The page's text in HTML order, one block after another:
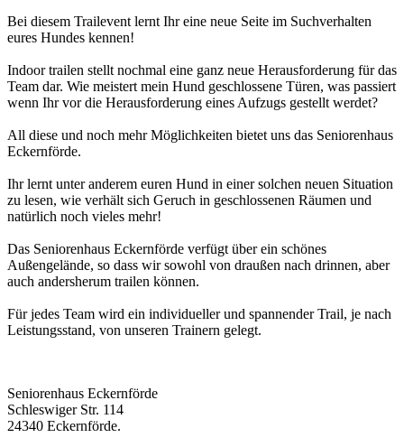
Bei diesem Trailevent lernt Ihr eine neue Seite im Suchverhalten
eures Hundes kennen!
Indoor trailen stellt nochmal eine ganz neue Herausforderung für das
Team dar. Wie meistert mein Hund geschlossene Türen, was passiert
wenn Ihr vor die Herausforderung eines Aufzugs gestellt werdet?
All diese und noch mehr Möglichkeiten bietet uns das Seniorenhaus
Eckernförde.
Ihr lernt unter anderem euren Hund in einer solchen neuen Situation
zu lesen, wie verhält sich Geruch in geschlossenen Räumen und
natürlich noch vieles mehr!
Das Seniorenhaus Eckernförde verfügt über ein schönes
Außengelände, so dass wir sowohl von draußen nach drinnen, aber
auch andersherum trailen können.
Für jedes Team wird ein individueller und spannender Trail, je nach
Leistungsstand, von unseren Trainern gelegt.
Seniorenhaus Eckernförde
Schleswiger Str. 114
24340 Eckernförde.